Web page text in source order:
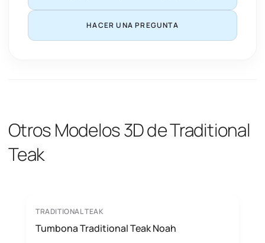
HACER UNA PREGUNTA
Otros Modelos 3D de Traditional
Teak
TRADITIONAL TEAK
Tumbona Traditional Teak Noah